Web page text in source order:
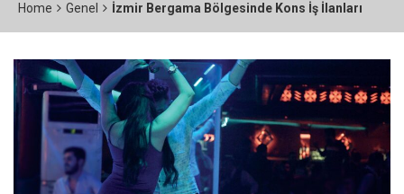
Home Genel İzmir Bergama Bölgesinde Kons İş İlanları